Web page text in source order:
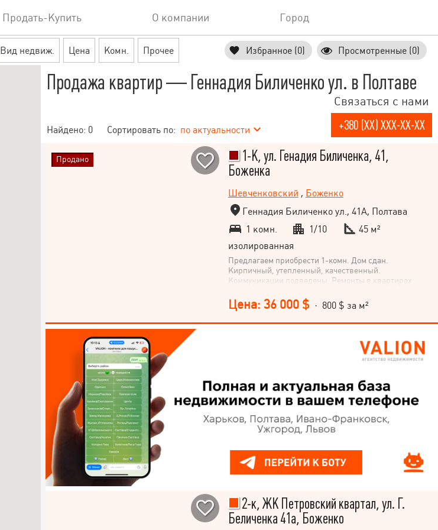
Продать-Купить О компании Город
Вид недвиж. Цена Комн. Прочее Избранное (0) Просмотренные (0)
Продажа квартир — Геннадия Биличенко ул. в Полтаве
Найдено: 0 Сортировать по: по актуальности
Связаться с нами
+380 (XX) XXX-XX-XX
1-К, ул. Генадия Биличенка, 41,
Боженка
Шевченковский , Боженко
Геннадия Биличенко ул., 41А, Полтава
1 комн.
1/10
45 м²
изолированная
Предлагаем приобрести 1-комн. Дом сдан.
Кирпичный, утепленный, качественный.
Коммуникации подведены. Ремонты в квартирах
после строителей. 1 этаж высокий, снизу
коммерческое помещение.
Цена: 36 000 $· 800 $ за м²
Продано
2-к, ЖК Петровский квартал, ул. Г.
Беличенка 41а, Боженко